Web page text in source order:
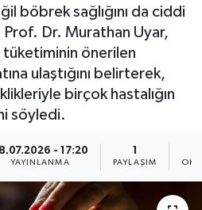
böbrek sağlığını da ciddi
Dr. Murathan Uyar,
önerilen
ulaştığını belirterek,
birçok hastalığın
söyledi.
- 17:20
YAYINLANMA
1
PAYLAŞIM